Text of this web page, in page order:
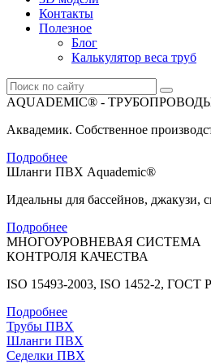
Контакты
Полезное
Блог
Калькулятор веса труб
AQUADEMIC® -
Аквадемик. Собственное
Подробнее
Шланги ПВХ Aquademic®
Идеальны для бассейнов, джакузи,
Подробнее
МНОГОУРОВНЕВАЯ СИСТЕМА
КОНТРОЛЯ КАЧЕСТВА
ISO 15493-2003, ISO 1452-2, ГОСТ
Подробнее
Трубы ПВХ
Шланги ПВХ
Седелки ПВХ